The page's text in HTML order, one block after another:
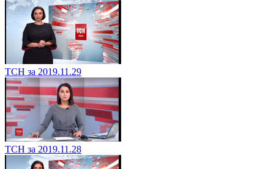
ТСН за 2019.11.29
ТСН за 2019.11.28